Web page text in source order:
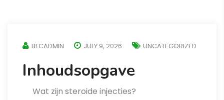
BFCADMIN JULY 9, 2026 UNCATEGORIZED
Inhoudsopgave
Wat zijn steroide injecties?